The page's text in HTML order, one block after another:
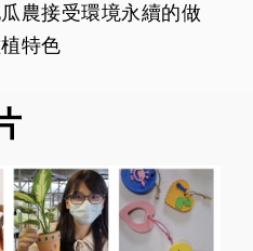
農接受環境永續的做
特色